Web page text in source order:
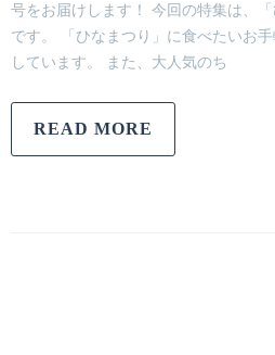
号をお届けします！ 今回の特集は、
です。 「ひなまつり」に食べたいお
しています。 また、大人気のち
READ MORE